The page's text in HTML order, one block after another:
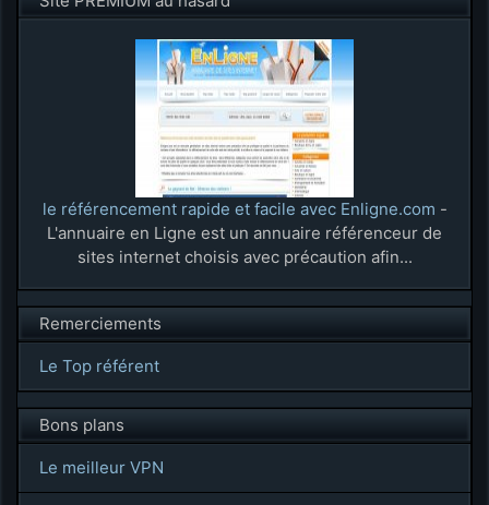
le référencement rapide et facile avec Enligne.com -
L'annuaire en Ligne est un annuaire référenceur de
sites internet choisis avec précaution afin...
Remerciements
Le Top référent
Bons plans
Le meilleur VPN